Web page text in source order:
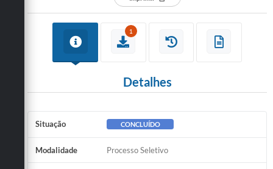
1
Detalhes
Situação CONCLUÍDO
Modalidade Processo Seletivo